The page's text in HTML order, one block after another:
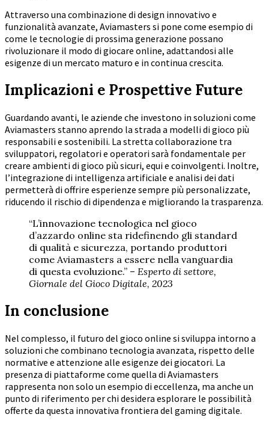
Attraverso una combinazione di design innovativo e
funzionalità avanzate, Aviamasters si pone come esempio di
come le tecnologie di prossima generazione possano
rivoluzionare il modo di giocare online, adattandosi alle
esigenze di un mercato maturo e in continua crescita.
Implicazioni e Prospettive Future
Guardando avanti, le aziende che investono in soluzioni come
Aviamasters stanno aprendo la strada a modelli di gioco più
responsabili e sostenibili. La stretta collaborazione tra
sviluppatori, regolatori e operatori sarà fondamentale per
creare ambienti di gioco più sicuri, equi e coinvolgenti. Inoltre,
l’integrazione di intelligenza artificiale e analisi dei dati
permetterà di offrire esperienze sempre più personalizzate,
riducendo il rischio di dipendenza e migliorando la trasparenza.
“L’innovazione tecnologica nel gioco
d’azzardo online sta ridefinendo gli standard
di qualità e sicurezza, portando produttori
come Aviamasters a essere nella vanguardia
di questa evoluzione.” – Esperto di settore,
Giornale del Gioco Digitale, 2023
In conclusione
Nel complesso, il futuro del gioco online si sviluppa intorno a
soluzioni che combinano tecnologia avanzata, rispetto delle
normative e attenzione alle esigenze dei giocatori. La
presenza di piattaforme come quella di Aviamasters
rappresenta non solo un esempio di eccellenza, ma anche un
punto di riferimento per chi desidera esplorare le possibilità
offerte da questa innovativa frontiera del gaming digitale.